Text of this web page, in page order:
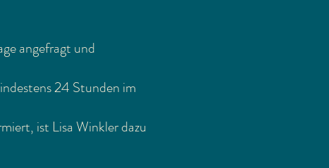
angefragt und
24 Stunden im
ist Lisa Winkler dazu